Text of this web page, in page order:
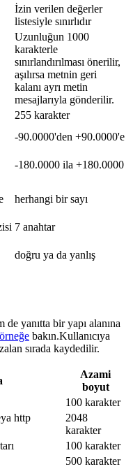
İzin verilen değerler
listesiyle sınırlıdır
Uzunluğun 1000
karakterle
sınırlandırılması önerilir,
aşılırsa metnin geri
kalanı ayrı metin
mesajlarıyla gönderilir.
255 karakter
-90.0000'den +90.0000'e
-180.0000 ila +180.0000
herhangi bir sayı
7 anahtar
doğru ya da yanlış
de yanıtta bir yapı alanına
örneğe bakın.Kullanıcıya
sırada kaydedilir.
Azami
boyut
100 karakter
http
2048
karakter
100 karakter
500 karakter